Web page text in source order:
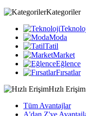
Kategoriler
Moda
Tatil
Market
Eğlence
Fırsatlar
Hızlı Erişim
Tüm Avantajlar
A'dan Z'ye